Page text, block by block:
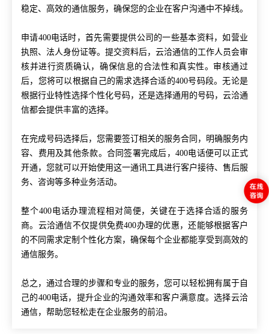
稳定、高效的通信服务，确保您的企业在客户沟通中不掉线。
申请400电话时，首先需要提供公司的一些基本资料，如营业
执照、法人身份证等。提交资料后，云洽通信的工作人员会审
核并进行资质确认，确保信息的合法性和真实性。审核通过
后，您将可以根据自己的需求选择合适的400号码段。无论是
根据行业特性选择个性化号码，还是选择通用的号码，云洽通
信都会提供丰富的选择。
在完成号码选择后，您需要签订相关的服务合同，明确服务内
容、费用及其他条款。合同签署完成后，400电话便可以正式
开通，您就可以开始使用这一通讯工具进行客户接待、售后服
务、咨询等多种业务活动。
整个400电话办理流程相对简便，关键在于选择合适的服务
商。云洽通信不仅提供免费400办理的优惠，还能够根据客户
的不同需求定制个性化方案，确保每个企业都能享受到高效的
通信服务。
总之，通过合理的步骤和专业的服务，您可以轻松拥有属于自
己的400电话，提升企业的沟通效率和客户满意度。选择云洽
通信，帮助您轻松走在企业服务的前沿。